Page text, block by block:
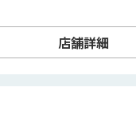
店舗詳細